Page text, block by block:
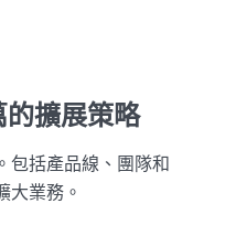
擴展策略
包括產品線、團隊和
大業務。